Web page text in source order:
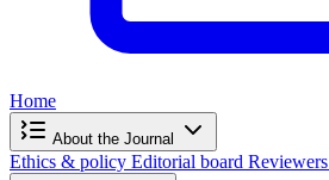
Home
About the Journal
Ethics & policy Editorial board Reviewers